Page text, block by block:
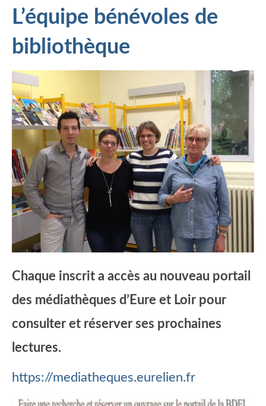
L’équipe bénévoles de
bibliothèque
Chaque inscrit a accès au nouveau portail
des médiathèques d’Eure et Loir pour
consulter et réserver ses prochaines
lectures.
https://mediatheques.eurelien.fr